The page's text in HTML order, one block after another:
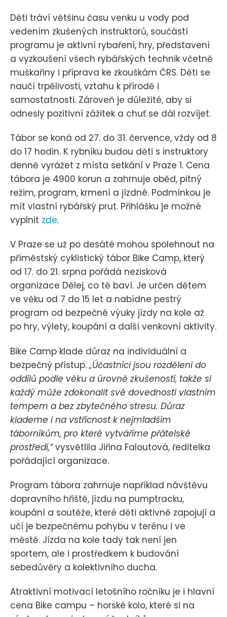
Děti tráví většinu času venku u vody pod
vedením zkušených instruktorů, součástí
programu je aktivní rybaření, hry, představení
a vyzkoušení všech rybářských technik včetně
muškařiny i příprava ke zkouškám ČRS. Děti se
naučí trpělivosti, vztahu k přírodě i
samostatnosti. Zároveň je důležité, aby si
odnesly pozitivní zážitek a chuť se dál rozvíjet.
Tábor se koná od 27. do 31. července, vždy od 8
do 17 hodin. K rybníku budou děti s instruktory
denně vyrážet z místa setkání v Praze 1. Cena
tábora je 4900 korun a zahrnuje oběd, pitný
režim, program, krmení a jízdné. Podmínkou je
mít vlastní rybářský prut. Přihlášku je možné
vyplnit zde.
V Praze se už po desáté mohou spolehnout na
příměstský cyklistický tábor Bike Camp, který
od 17. do 21. srpna pořádá nezisková
organizace Dělej, co tě baví. Je určen dětem
ve věku od 7 do 15 let a nabídne pestrý
program od bezpečné výuky jízdy na kole až
po hry, výlety, koupání a další venkovní aktivity.
Bike Camp klade důraz na individuální a
bezpečný přístup.„Účastníci jsou rozděleni do
oddílů podle věku a úrovně zkušeností, takže si
každý může zdokonalit své dovednosti vlastním
tempem a bez zbytečného stresu. Důraz
klademe i na vstřícnost k nejmladším
táborníkům, pro které vytváříme přátelské
prostředí,“vysvětlila Jiřina Faloutová, ředitelka
pořádající organizace.
Program tábora zahrnuje například návštěvu
dopravního hřiště, jízdu na pumptracku,
koupání a soutěže, které děti aktivně zapojují a
učí je bezpečnému pohybu v terénu i ve
městě. Jízda na kole tady tak není jen
sportem, ale i prostředkem k budování
sebedůvěry a kolektivního ducha.
Atraktivní motivací letošního ročníku je i hlavní
cena Bike campu – horské kolo, které si na